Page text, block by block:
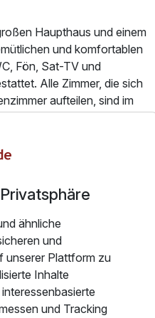
Haupthaus und einem
und komfortablen
Fön, Sat-TV und
Alle Zimmer, die sich
aufteilen, sind im
für die entsprechende
liegt nur 150m vom
entfernt und ist
Urlaubsort. Der
liegt zentral im Zillertal in
Straße. Wer das Auto
Minuten am Bahnhof
der schmalspurigen
ähnliche
und
unserer Plattform zu
Inhalte
und Tracking